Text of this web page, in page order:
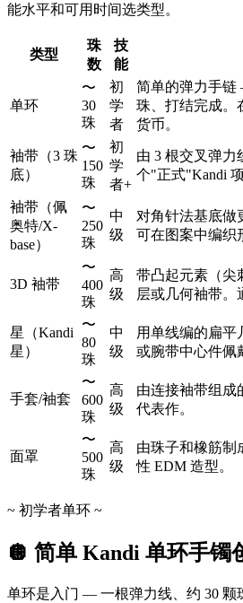
能水平和可用时间选类型。
类型
珠
数
技
能
单环
〜
30
珠
初
学
者
简单的弹力手
珠、打结完成。
货币。
袖带（3 珠
底）
〜
150
珠
初
学
者+
由 3 根交叉弹力
个"正式"Kandi 项
袖带（佩
奥特/X-
base）
〜
250
珠
中
级
对角针法基底做
可在图案中编织
3D 袖带
〜
400
珠
高
级
带凸起元素（尖
层或几何袖带。
星（Kandi
星）
〜
80
珠
中
级
用单线编的扁平
或腕带中心件佩
手套/袖套
〜
600
珠
高
级
由连接袖带组成
代表作。
面罩
〜
500
珠
高
级
由珠子和橡筋制
性 EDM 造型。
~ 初学者单环 ~
🪩 简单 Kandi 单环手镯
单环是入门 — 一根弹力线、约 30 颗